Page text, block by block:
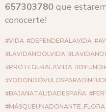
657303780 que
conocerte!
#VIDA #DEFENDERALAVIDA
#LAVIDANOOLVIDA
#PROTEGERALAVIDA
#BAJANATALIDADESPAÑA
#MÁSQUEUNADONANTE_FLORA